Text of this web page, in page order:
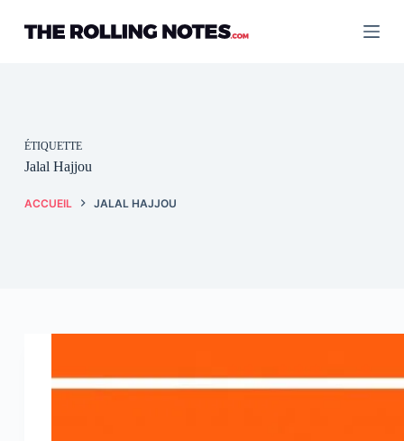
contenu
ÉTIQUETTE
Jalal Hajjou
ACCUEIL JALAL HAJJOU